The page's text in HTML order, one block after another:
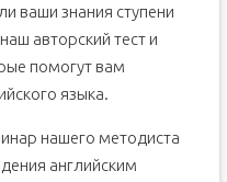
ваши знания ступени
авторский тест и
помогут вам
языка.
нашего методиста
английским